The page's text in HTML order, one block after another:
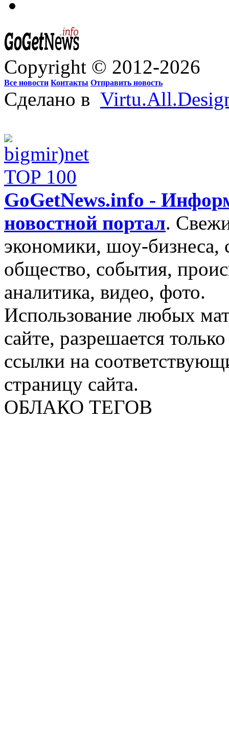
Copyright © 2012-2026
Все новости Контакты Отправить новость
Сделано в
GoGetNews.info -
новостной портал.
экономики, шоу-бизнеса,
общество, события,
аналитика, видео, фото.
Использование любых
сайте, разрешается
ссылки на
страницу сайта.
ОБЛАКО ТЕГОВ